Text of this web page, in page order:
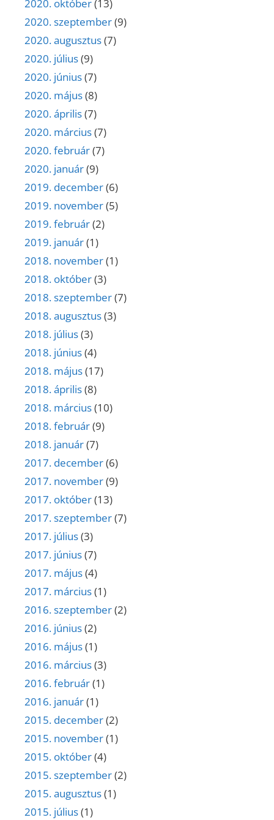
2020. október(13)
2020. szeptember(9)
2020. augusztus(7)
2020. július(9)
2020. június(7)
2020. május(8)
2020. április(7)
2020. március(7)
2020. február(7)
2020. január(9)
2019. december(6)
2019. november(5)
2019. február(2)
2019. január(1)
2018. november(1)
2018. október(3)
2018. szeptember(7)
2018. augusztus(3)
2018. július(3)
2018. június(4)
2018. május(17)
2018. április(8)
2018. március(10)
2018. február(9)
2018. január(7)
2017. december(6)
2017. november(9)
2017. október(13)
2017. szeptember(7)
2017. július(3)
2017. június(7)
2017. május(4)
2017. március(1)
2016. szeptember(2)
2016. június(2)
2016. május(1)
2016. március(3)
2016. február(1)
2016. január(1)
2015. december(2)
2015. november(1)
2015. október(4)
2015. szeptember(2)
2015. augusztus(1)
2015. július(1)